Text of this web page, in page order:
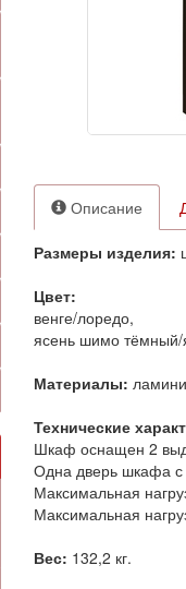
Описание
Размеры изделия:
Цвет:
венге/лоредо,
ясень шимо
Материалы:
Технические
Шкаф оснащен 2
Одна дверь шкафа с
Максимальная
Максимальная
Вес: 132,2 кг.